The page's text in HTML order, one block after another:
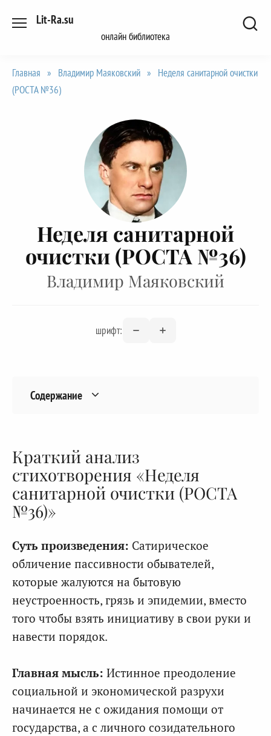
Lit-Ra.su
онлайн библиотека
Главная » Владимир Маяковский » Неделя санитарной очистки
(РОСТА №36)
Неделя санитарной
очистки (РОСТА №36)
Владимир Маяковский
шрифт:
Содержание
Краткий анализ
стихотворения «Неделя
санитарной очистки (РОСТА
№36)»
Суть произведения: Сатирическое
обличение пассивности обывателей,
которые жалуются на бытовую
неустроенность, грязь и эпидемии, вместо
того чтобы взять инициативу в свои руки и
навести порядок.
Главная мысль: Истинное преодоление
социальной и экономической разрухи
начинается не с ожидания помощи от
государства, а с личного созидательного